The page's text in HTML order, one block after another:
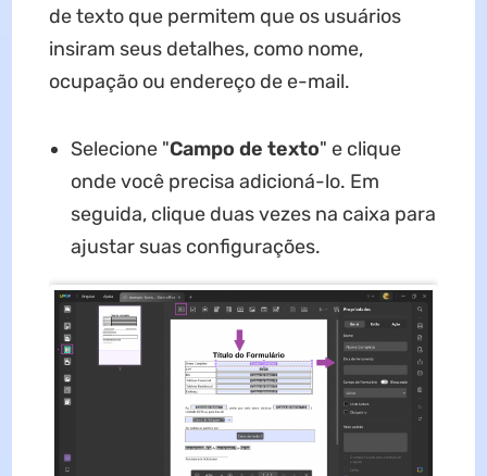
de texto que permitem que os usuários
insiram seus detalhes, como nome,
ocupação ou endereço de e-mail.
Selecione "Campo de texto" e clique
onde você precisa adicioná-lo. Em
seguida, clique duas vezes na caixa para
ajustar suas configurações.